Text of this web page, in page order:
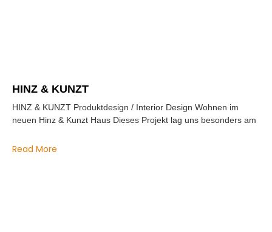
HINZ & KUNZT
HINZ & KUNZT Produktdesign / Interior Design Wohnen im
neuen Hinz & Kunzt Haus Dieses Projekt lag uns besonders am
Read More